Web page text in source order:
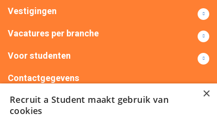
Vestigingen
Vacatures per branche
Voor studenten
Contactgegevens
+31(0)88 522 00 76
info@recruitastudent.nl
×
Recruit a Student maakt gebruik van
cookies